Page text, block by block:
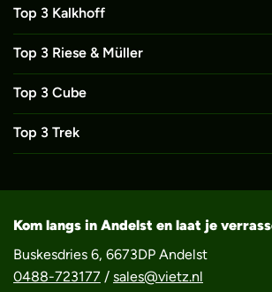
Top 3 Kalkhoff
Top 3 Riese & Müller
Top 3 Cube
Top 3 Trek
Kom langs in Andelst en laat je
Buskesdries 6, 6673DP Andelst
0488-723177 / sales@vietz.nl